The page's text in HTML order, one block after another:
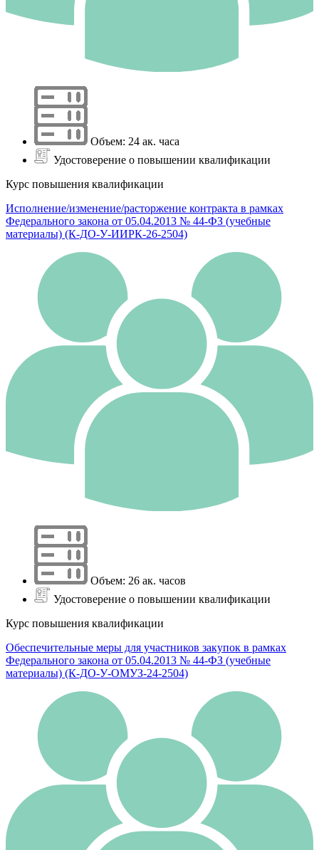
Объем: 24 ак. часа
Удостоверение о повышении квалификации
Курс повышения квалификации
Исполнение/изменение/расторжение контракта в рамках
Федерального закона от 05.04.2013 № 44-ФЗ (учебные
материалы) (К-ДО-У-ИИРК-26-2504)
Объем: 26 ак. часов
Удостоверение о повышении квалификации
Курс повышения квалификации
Обеспечительные меры для участников закупок в рамках
Федерального закона от 05.04.2013 № 44-ФЗ (учебные
материалы) (К-ДО-У-ОМУЗ-24-2504)